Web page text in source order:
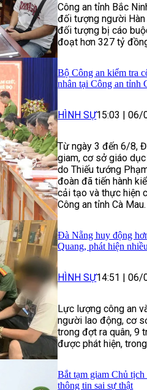
Công an tỉnh Bắc
đối tượng người Hàn
đối tượng bị cáo
đoạt hơn 327 tỷ
Bộ Công an kiểm tra
nhân tại Công an tỉnh
HÌNH SỰ15:03 | 06/
Từ ngày 3 đến 6/8,
giam, cơ sở giáo
do Thiếu tướng
đoàn đã tiến hành
cải tạo và thực hiện
Công an tỉnh Cà Mau.
Đà Nẵng huy động
Quang, phát hiện
HÌNH SỰ14:51 | 06/
Lực lượng công an
người lao động, cơ
trong đợt ra quân, 9
được phát hiện,
Bắt tạm giam Chủ
thông tin sai sự thật